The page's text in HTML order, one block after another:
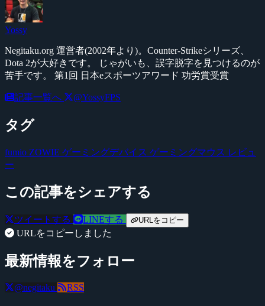
Yossy
Negitaku.org 運営者(2002年より)。Counter-Strikeシリーズ、
Dota 2が大好きです。 じゃがいも、誤字脱字を見つけるのが
苦手です。 第1回 日本eスポーツアワード 功労賞受賞
記事一覧へ @YossyFPS
タグ
fumio ZOWIE ゲーミングデバイス ゲーミングマウス レビュ
ー
この記事をシェアする
ツイートする LINEする URLをコピー
URLをコピーしました
最新情報をフォロー
@negitaku RSS